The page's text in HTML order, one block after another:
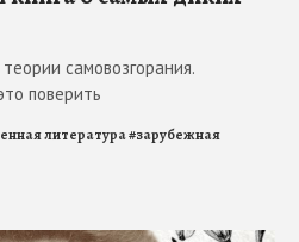
самовозгорания.
поверить
литература#зарубежная